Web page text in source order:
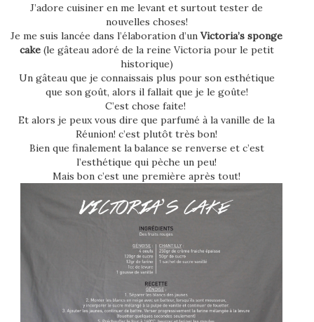
J’adore cuisiner en me levant et surtout tester de
nouvelles choses!
Je me suis lancée dans l’élaboration d’un Victoria’s sponge
cake (le gâteau adoré de la reine Victoria pour le petit
historique)
Un gâteau que je connaissais plus pour son esthétique
que son goût, alors il fallait que je le goûte!
C’est chose faite!
Et alors je peux vous dire que parfumé à la vanille de la
Réunion! c’est plutôt très bon!
Bien que finalement la balance se renverse et c’est
l’esthétique qui pèche un peu!
Mais bon c’est une première après tout!